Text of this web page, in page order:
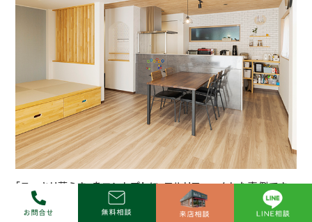
「スッキリ暮らす」をコンセプトに、フルリフォームした事例です。
キッチンとダイニングテーブル上にダクトレールを設置し、調理